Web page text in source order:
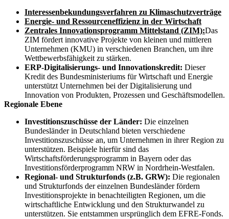
Interessenbekundungsverfahren zu Klimaschutzverträge
Energie- und Ressourceneffizienz in der Wirtschaft
Zentrales Innovationsprogramm Mittelstand (ZIM):Das
ZIM fördert innovative Projekte von kleinen und mittleren
Unternehmen (KMU) in verschiedenen Branchen, um ihre
Wettbewerbsfähigkeit zu stärken.
ERP-Digitalisierungs- und Innovationskredit: Dieser
Kredit des Bundesministeriums für Wirtschaft und Energie
unterstützt Unternehmen bei der Digitalisierung und
Innovation von Produkten, Prozessen und Geschäftsmodellen.
Regionale Ebene
Investitionszuschüsse der Länder: Die einzelnen
Bundesländer in Deutschland bieten verschiedene
Investitionszuschüsse an, um Unternehmen in ihrer Region zu
unterstützen. Beispiele hierfür sind das
Wirtschaftsförderungsprogramm in Bayern oder das
Investitionsförderprogramm NRW in Nordrhein-Westfalen.
Regional- und Strukturfonds (z.B. GRW): Die regionalen
und Strukturfonds der einzelnen Bundesländer fördern
Investitionsprojekte in benachteiligten Regionen, um die
wirtschaftliche Entwicklung und den Strukturwandel zu
unterstützen. Sie entstammen ursprünglich dem EFRE-Fonds.